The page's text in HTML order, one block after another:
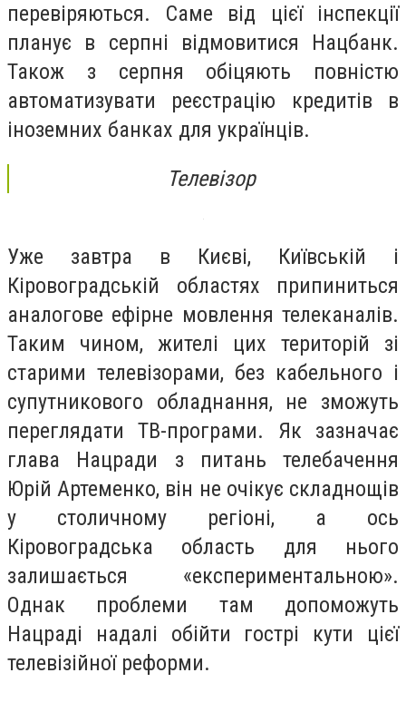
перевіряються. Саме від цієї інспекції
планує в серпні відмовитися Нацбанк.
Також з серпня обіцяють повністю
автоматизувати реєстрацію кредитів в
іноземних банках для українців.
Телевізор
Уже завтра в Києві, Київській і
Кіровоградській областях припиниться
аналогове ефірне мовлення телеканалів.
Таким чином, жителі цих територій зі
старими телевізорами, без кабельного і
супутникового обладнання, не зможуть
переглядати ТВ-програми. Як зазначає
глава Нацради з питань телебачення
Юрій Артеменко, він не очікує складнощів
у столичному регіоні, а ось
Кіровоградська область для нього
залишається «експериментальною».
Однак проблеми там допоможуть
Нацраді надалі обійти гострі кути цієї
телевізійної реформи.